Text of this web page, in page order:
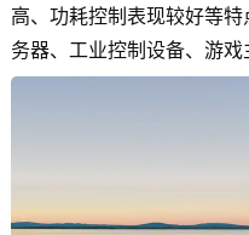
高、功耗控制表现较好等
务器、工业控制设备、游戏